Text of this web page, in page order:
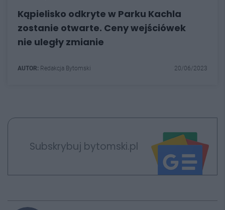
Kąpielisko odkryte w Parku Kachla
zostanie otwarte. Ceny wejściówek
nie uległy zmianie
AUTOR: Redakcja Bytomski 20/06/2023
Subskrybuj bytomski.pl